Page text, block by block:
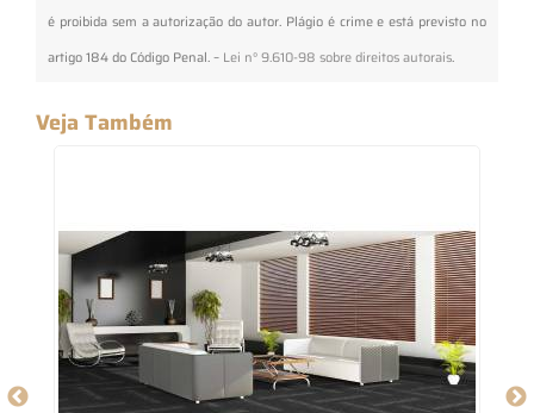
é proibida sem a autorização do autor. Plágio é crime e está previsto no
artigo 184 do Código Penal. – Lei n° 9.610-98 sobre direitos autorais.
Veja Também